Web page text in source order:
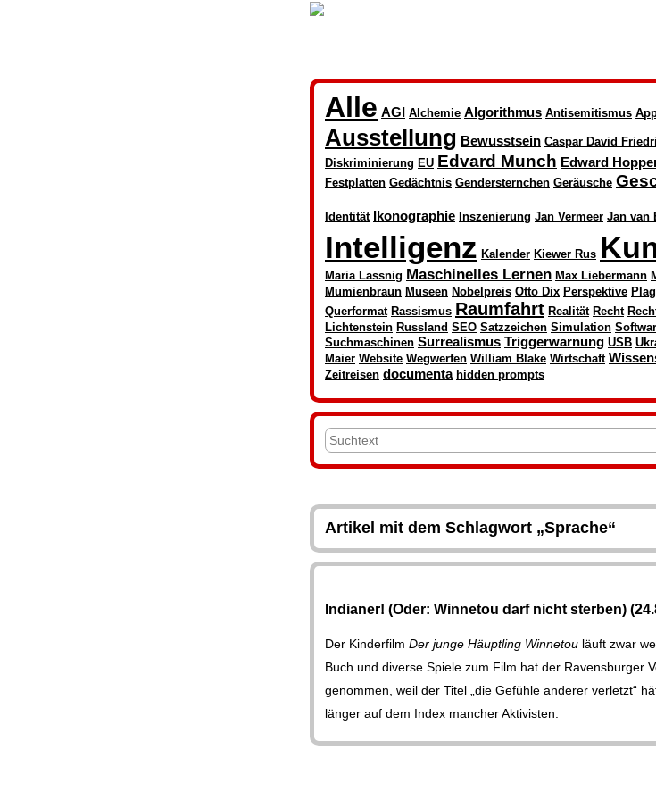
Alle AGI Alchemie Algorithmus Antisemitismus
Ausstellung Bewusstsein Caspar David
Diskriminierung EU Edvard Munch Edward
Festplatten Gedächtnis Gendersternchen Geräusche
Identität Ikonographie Inszenierung Jan Vermeer Jan van
Intelligenz Kalender Kiewer Rus
Maria Lassnig Maschinelles Lernen Max Liebermann
Mumienbraun Museen Nobelpreis Otto Dix Perspektive
Querformat Rassismus Raumfahrt Realität Recht
Lichtenstein Russland SEO Satzzeichen Simulation
Suchmaschinen Surrealismus Triggerwarnung USB
Maier Website Wegwerfen William Blake Wirtschaft
Zeitreisen documenta hidden prompts
Artikel mit dem Schlagwort „Sprache“
Indianer! (Oder: Winnetou darf nicht sterben)
Der Kinderfilm Der junge Häuptling Winnetou läuft zwar
Buch und diverse Spiele zum Film hat der Ravensburger
genommen, weil der Titel „die Gefühle anderer verletzt“
länger auf dem Index mancher Aktivisten.